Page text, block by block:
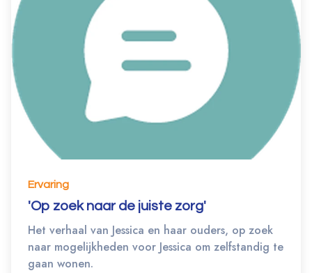
Ervaring
'Op zoek naar de juiste zorg'
Het verhaal van Jessica en haar ouders, op zoek
naar mogelijkheden voor Jessica om zelfstandig te
gaan wonen.